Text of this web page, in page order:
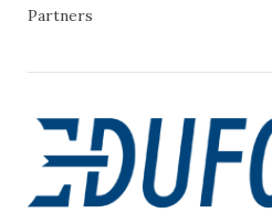
Partners